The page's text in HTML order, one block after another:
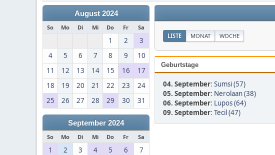
August 2024
So Mo Di Mi Do Fr Sa
1 2
3
4
5 6 7 8 9
10
11
12 13 14 15 16
17
18
19 20 21 22 23
24
25
26 27 28 29 30 31
September 2024
So Mo Di Mi Do Fr Sa
1 2 3 4 5 6
7
LISTE MONAT WOCHE
Geburtstage
04. September: Sumsi (57)
05. September: Nerolaan (38)
06. September: Lupos (64)
09. September: Tecil (47)